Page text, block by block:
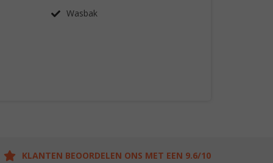
Wasbak
KLANTEN BEOORDELEN ONS MET EEN 9.6/10